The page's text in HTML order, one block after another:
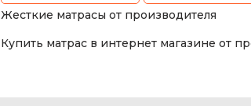
Жесткие матрасы от производителя
Купить матрас в интернет магазине от